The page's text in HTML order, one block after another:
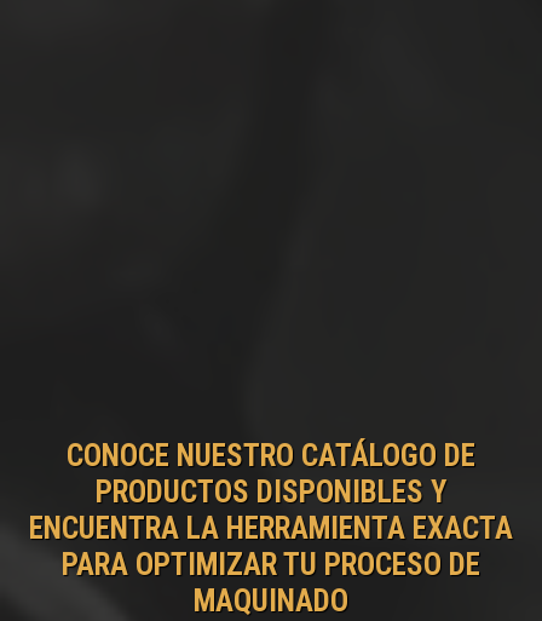
CONOCE NUESTRO CATÁLOGO DE
PRODUCTOS DISPONIBLES Y
ENCUENTRA LA HERRAMIENTA EXACTA
PARA OPTIMIZAR TU PROCESO DE
MAQUINADO